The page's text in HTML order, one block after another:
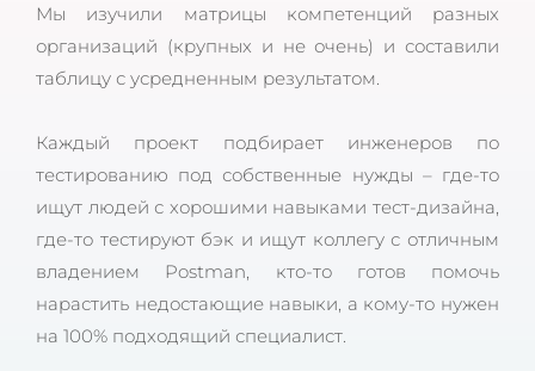
Мы изучили матрицы компетенций разных
организаций (крупных и не очень) и составили
таблицу с усредненным результатом.
Каждый проект подбирает инженеров по
тестированию под собственные нужды – где-то
ищут людей с хорошими навыками тест-дизайна,
где-то тестируют бэк и ищут коллегу с отличным
владением Postman, кто-то готов помочь
нарастить недостающие навыки, а кому-то нужен
на 100% подходящий специалист.